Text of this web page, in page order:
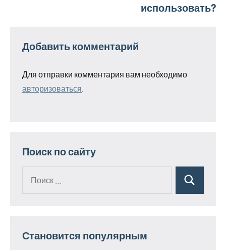
использовать?
Добавить комментарий
Для отправки комментария вам необходимо
авторизоваться
Поиск по сайту
Поиск
Становится популярным